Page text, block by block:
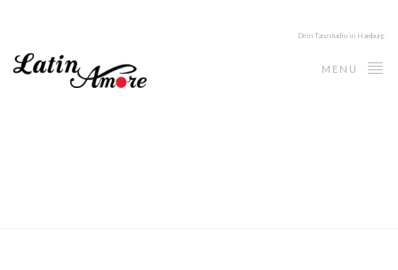
Dein Tanzstudio in Hamburg
MENU